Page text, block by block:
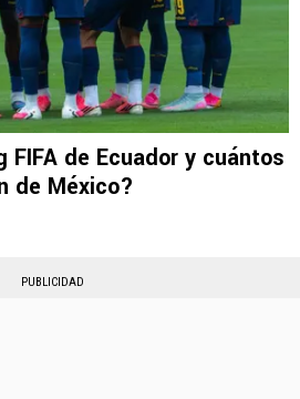
FIFA de Ecuador y cuántos
de México?
PUBLICIDAD